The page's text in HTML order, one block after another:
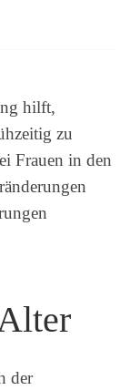
hilft,
zu
Frauen in den
der